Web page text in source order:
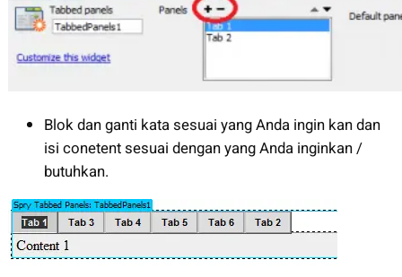
Blok dan ganti kata sesuai yang Anda ingin kan dan
isi conetent sesuai dengan yang Anda inginkan /
butuhkan.